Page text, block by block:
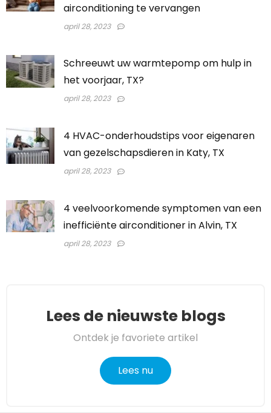
airconditioning te vervangen
april 28, 2023
Schreeuwt uw warmtepomp om hulp in
het voorjaar, TX?
april 28, 2023
4 HVAC-onderhoudstips voor eigenaren
van gezelschapsdieren in Katy, TX
april 28, 2023
4 veelvoorkomende symptomen van een
inefficiënte airconditioner in Alvin, TX
april 28, 2023
Lees de nieuwste blogs
Ontdek je favoriete artikel
Lees nu